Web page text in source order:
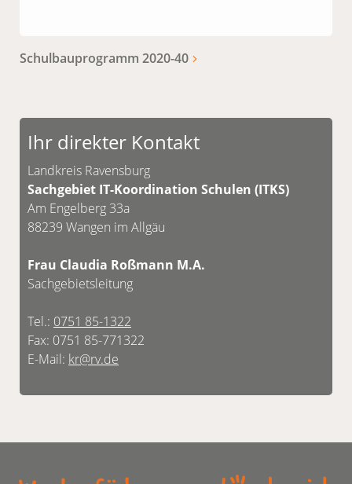
Schulbauprogramm 2020-40
Ihr direkter Kontakt
Landkreis Ravensburg
Sachgebiet IT-Koordination Schulen (ITKS)
Am Engelberg 33a
88239 Wangen im Allgäu
Frau Claudia Roßmann M.A.
Sachgebietsleitung
Tel.: 0751 85-1322
Fax: 0751 85-771322
E-Mail: kr@rv.de